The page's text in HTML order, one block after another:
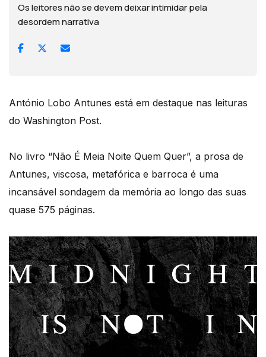
Os leitores não se devem deixar intimidar pela
desordem narrativa
António Lobo Antunes está em destaque nas leituras
do Washington Post.
No livro “Não É Meia Noite Quem Quer”, a prosa de
Antunes, viscosa, metafórica e barroca é uma
incansável sondagem da memória ao longo das suas
quase 575 páginas.